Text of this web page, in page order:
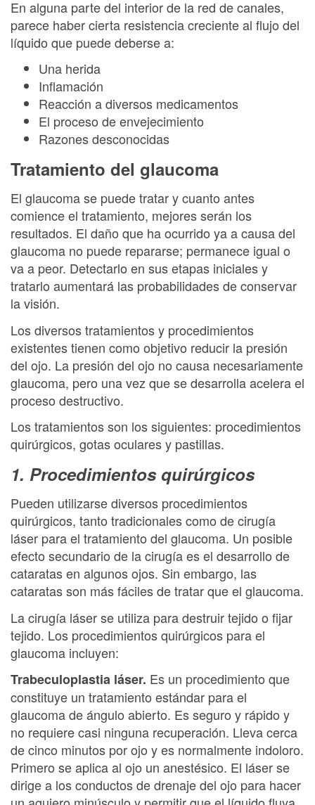
En alguna parte del interior de la red de canales,
parece haber cierta resistencia creciente al flujo del
líquido que puede deberse a:
Una herida
Inflamación
Reacción a diversos medicamentos
El proceso de envejecimiento
Razones desconocidas
Tratamiento del glaucoma
El glaucoma se puede tratar y cuanto antes
comience el tratamiento, mejores serán los
resultados. El daño que ha ocurrido ya a causa del
glaucoma no puede repararse; permanece igual o
va a peor. Detectarlo en sus etapas iniciales y
tratarlo aumentará las probabilidades de conservar
la visión.
Los diversos tratamientos y procedimientos
existentes tienen como objetivo reducir la presión
del ojo. La presión del ojo no causa necesariamente
glaucoma, pero una vez que se desarrolla acelera el
proceso destructivo.
Los tratamientos son los siguientes: procedimientos
quirúrgicos, gotas oculares y pastillas.
1. Procedimientos quirúrgicos
Pueden utilizarse diversos procedimientos
quirúrgicos, tanto tradicionales como de cirugía
láser para el tratamiento del glaucoma. Un posible
efecto secundario de la cirugía es el desarrollo de
cataratas en algunos ojos. Sin embargo, las
cataratas son más fáciles de tratar que el glaucoma.
La cirugía láser se utiliza para destruir tejido o fijar
tejido. Los procedimientos quirúrgicos para el
glaucoma incluyen:
Trabeculoplastia láser. Es un procedimiento que
constituye un tratamiento estándar para el
glaucoma de ángulo abierto. Es seguro y rápido y
no requiere casi ninguna recuperación. Lleva cerca
de cinco minutos por ojo y es normalmente indoloro.
Primero se aplica al ojo un anestésico. El láser se
dirige a los conductos de drenaje del ojo para hacer